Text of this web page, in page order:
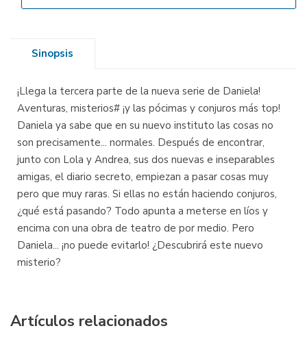
Sinopsis
¡Llega la tercera parte de la nueva serie de Daniela!
Aventuras, misterios# ¡y las pócimas y conjuros más top!
Daniela ya sabe que en su nuevo instituto las cosas no
son precisamente... normales. Después de encontrar,
junto con Lola y Andrea, sus dos nuevas e inseparables
amigas, el diario secreto, empiezan a pasar cosas muy
pero que muy raras. Si ellas no están haciendo conjuros,
¿qué está pasando? Todo apunta a meterse en líos y
encima con una obra de teatro de por medio. Pero
Daniela... ¡no puede evitarlo! ¿Descubrirá este nuevo
misterio?
Artículos relacionados